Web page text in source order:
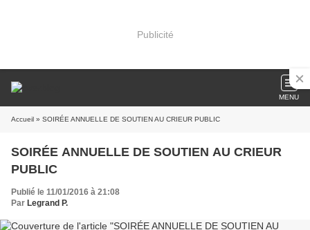
Publicité
MENU
Accueil » SOIRÉE ANNUELLE DE SOUTIEN AU CRIEUR PUBLIC
SOIRÉE ANNUELLE DE SOUTIEN AU CRIEUR
PUBLIC
Publié le 11/01/2016 à 21:08
Par Legrand P.